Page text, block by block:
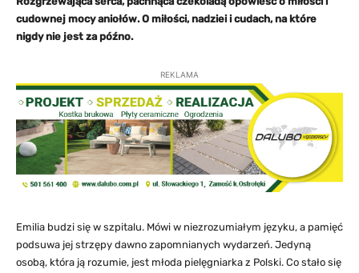
cudownej mocy aniołów. O miłości, nadziei i cudach, na które
nigdy nie jest za późno.
REKLAMA
Emilia budzi się w szpitalu. Mówi w niezrozumiałym języku, a pamięć
podsuwa jej strzępy dawno zapomnianych wydarzeń. Jedyną
osobą, która ją rozumie, jest młoda pielęgniarka z Polski. Co stało się